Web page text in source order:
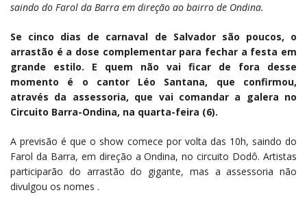
saindo do Farol da Barra em direção ao bairro de Ondina.
Se cinco dias de carnaval de Salvador são poucos, o
arrastão é a dose complementar para fechar a festa em
grande estilo. E quem não vai ficar de fora desse
momento é o cantor Léo Santana, que confirmou,
através da assessoria, que vai comandar a galera no
Circuito Barra-Ondina, na quarta-feira (6).
A previsão é que o show comece por volta das 10h, saindo do
Farol da Barra, em direção a Ondina, no circuito Dodô. Artistas
participarão do arrastão do gigante, mas a assessoria não
divulgou os nomes .